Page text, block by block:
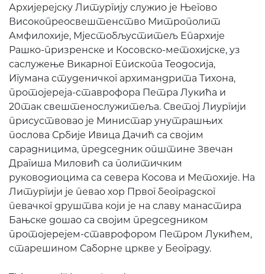
Архијерејску Литургију служио је Његово
Високопреосвештенство Митрополит
Амфилохије, Мјестобљуститељ Епархије
Рашко-призренске и Косовско-метохијске, уз
саслужење Викарног Епископа Теодосија,
Игумана студеничког архимандрита Тихона,
протојереја-ставрофора Петра Лукића и
20так свештенослужитеља. Светој Лиургији
присуствовао је Министар унутрашњих
послова Србије Ивица Дачић са својим
сарадницима, председник општине Звечан
Драгиша Миловић са политичким
руководиоцима са севера Косова и Метохије. На
Литургији је певао хор Првог београдског
певачког друштва који је на славу манастира
Бањске дошао са својим председником
протојерејем-ставрофором Петром Лукићем,
старешином Саборне цркве у Београду.